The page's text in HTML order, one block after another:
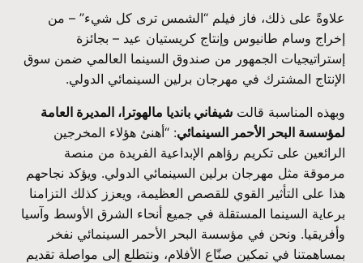
علاوةً على ذلك، فاز فيلم “الشمس ترى كل شيء” – من
إخراج وسام طانيوس وإنتاج كريستيان عيد – بجائزة
إستراتيجيات الجمهور من صندوق السينما العالمي ضمن سوق
الإنتاج المشترك في مهرجان برلين السينمائي الدولي.
وبهذه المناسبة قالتشيفاني بانديا مالهوترا، المديرة العامة
لمؤسسة البحر الأحمر السينمائي: “أهنئ هؤلاء المخرجين
الرائعين على تكريم رؤاهم الإبداعية الفريدة من منصة
مرموقة مثل مهرجان برلين السينمائي الدولي. ويؤكد نجاحهم
هذا على التأثير القوي للقصص العظيمة، ويعزز كذلك التزامنا
برعاية السينما المستقلة في جميع أنحاء الشرق الأوسط وآسيا
وأفريقيا. ونحن في مؤسسة البحر الأحمر السينمائي نفخر
بمساهمتنا في تمكين صنّاع الأفلام، ونتطلع إلى مواصلة تقديم